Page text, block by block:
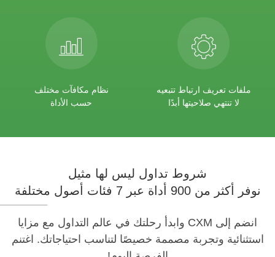
ملفات تعريف ارتباط تتبعيه
لا تنتهي صلاحيتها أبدًا
نظام مكافآت مختلف
حسب الأداة
شروط تداول ليس لها مثيل
نوفر أكثر من 900 أداة عبر 7 فئات أصول مختلفة
انضم إلى CXM وابدأ رحلتك في عالم التداول مع مزايا
استثنائية وتجربة مصممة خصيصًا لتناسب احتياجاتك. اغتنم